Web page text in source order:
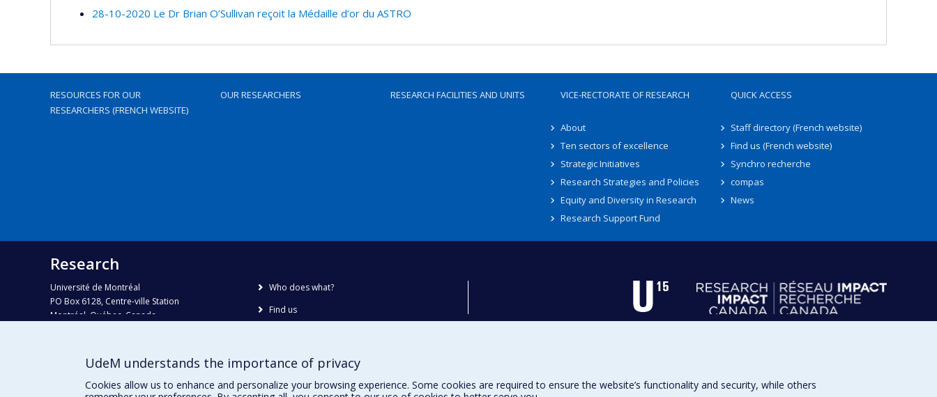
28-10-2020 Le Dr Brian O’Sullivan reçoit la Médaille d’or du ASTRO
RESOURCES FOR OUR
RESEARCHERS (FRENCH WEBSITE)
OUR RESEARCHERS RESEARCH FACILITIES AND UNITS VICE-RECTORATE OF RESEARCH
About
Ten sectors of excellence
Strategic Initiatives
Research Strategies and Policies
Equity and Diversity in Research
Research Support Fund
QUICK ACCESS
Staff directory (French website)
Find us (French website)
Synchro recherche
compas
News
Research
Université de Montréal
PO Box 6128, Centre-ville Station
Montréal, Québec, Canada
Phone : 514 343-6111, #38492
recherche@umontreal.ca
Who does what?
Find us
UdeM understands the importance of privacy
Cookies allow us to enhance and personalize your browsing experience. Some cookies are required to ensure the website’s functionality and security, while others